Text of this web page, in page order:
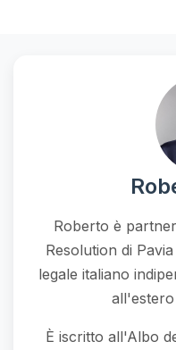
Roberto è
Resolution di
legale italiano
È iscritto all'Albo